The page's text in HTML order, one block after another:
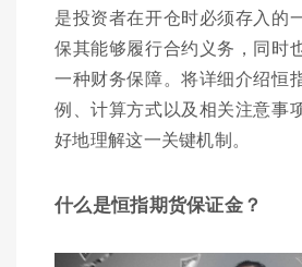
是投资者在开仓时必须存入的
保其能够履行合约义务，同时
一种财务保障。将详细介绍恒
例、计算方式以及相关注意事
好地理解这一关键机制。
什么是恒指期货保证金？